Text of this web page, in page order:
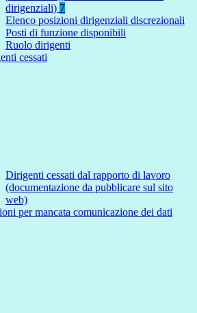
dirigenziali) 7
Elenco posizioni dirigenziali discrezionali
Posti di funzione disponibili
Ruolo dirigenti
cessati
Dirigenti cessati dal rapporto di lavoro
(documentazione da pubblicare sul sito
web)
per mancata comunicazione dei dati